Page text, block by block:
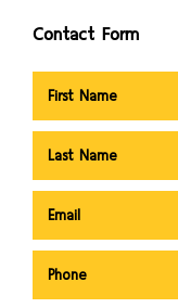
Contact Form